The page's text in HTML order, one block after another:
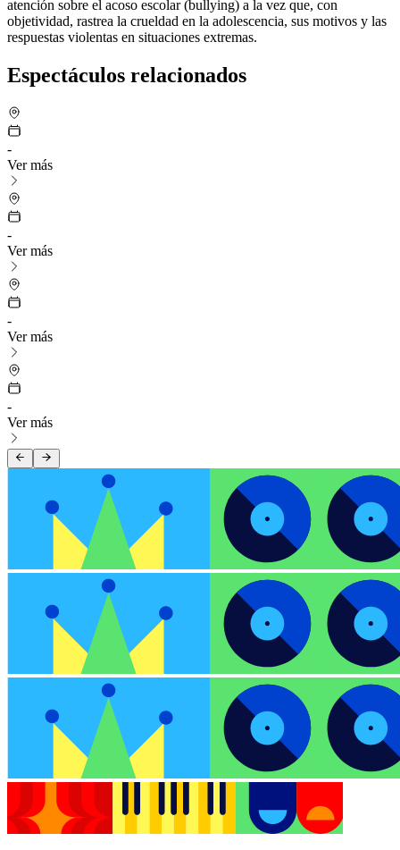
atención sobre el acoso escolar (bullying) a la vez que, con
objetividad, rastrea la crueldad en la adolescencia, sus motivos y las
respuestas violentas en situaciones extremas.
Espectáculos relacionados
-
Ver más
-
Ver más
-
Ver más
-
Ver más